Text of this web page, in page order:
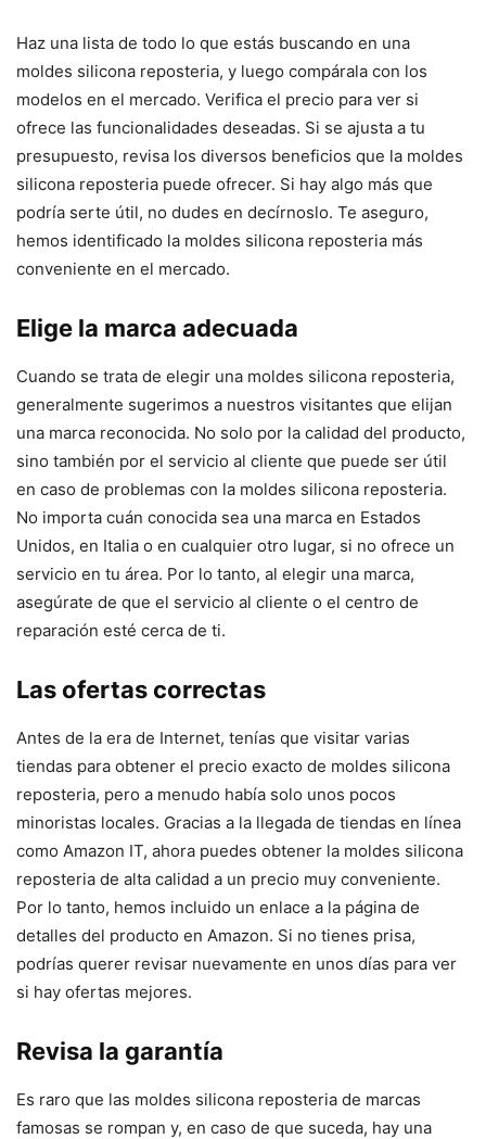
Haz una lista de todo lo que estás buscando en una
moldes silicona reposteria, y luego compárala con los
modelos en el mercado. Verifica el precio para ver si
ofrece las funcionalidades deseadas. Si se ajusta a tu
presupuesto, revisa los diversos beneficios que la moldes
silicona reposteria puede ofrecer. Si hay algo más que
podría serte útil, no dudes en decírnoslo. Te aseguro,
hemos identificado la moldes silicona reposteria más
conveniente en el mercado.
Elige la marca adecuada
Cuando se trata de elegir una moldes silicona reposteria,
generalmente sugerimos a nuestros visitantes que elijan
una marca reconocida. No solo por la calidad del producto,
sino también por el servicio al cliente que puede ser útil
en caso de problemas con la moldes silicona reposteria.
No importa cuán conocida sea una marca en Estados
Unidos, en Italia o en cualquier otro lugar, si no ofrece un
servicio en tu área. Por lo tanto, al elegir una marca,
asegúrate de que el servicio al cliente o el centro de
reparación esté cerca de ti.
Las ofertas correctas
Antes de la era de Internet, tenías que visitar varias
tiendas para obtener el precio exacto de moldes silicona
reposteria, pero a menudo había solo unos pocos
minoristas locales. Gracias a la llegada de tiendas en línea
como Amazon IT, ahora puedes obtener la moldes silicona
reposteria de alta calidad a un precio muy conveniente.
Por lo tanto, hemos incluido un enlace a la página de
detalles del producto en Amazon. Si no tienes prisa,
podrías querer revisar nuevamente en unos días para ver
si hay ofertas mejores.
Revisa la garantía
Es raro que las moldes silicona reposteria de marcas
famosas se rompan y, en caso de que suceda, hay una